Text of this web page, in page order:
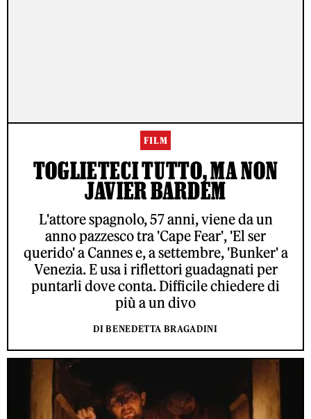
FILM
TOGLIETECI TUTTO, MA NON
JAVIER BARDEM
L'attore spagnolo, 57 anni, viene da un
anno pazzesco tra 'Cape Fear', 'El ser
querido' a Cannes e, a settembre, 'Bunker' a
Venezia. E usa i riflettori guadagnati per
puntarli dove conta. Difficile chiedere di
più a un divo
DI BENEDETTA BRAGADINI